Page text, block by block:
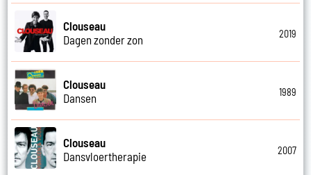
Clouseau
Dagen zonder zon
2019
Clouseau
Dansen
1989
Clouseau
Dansvloertherapie
2007